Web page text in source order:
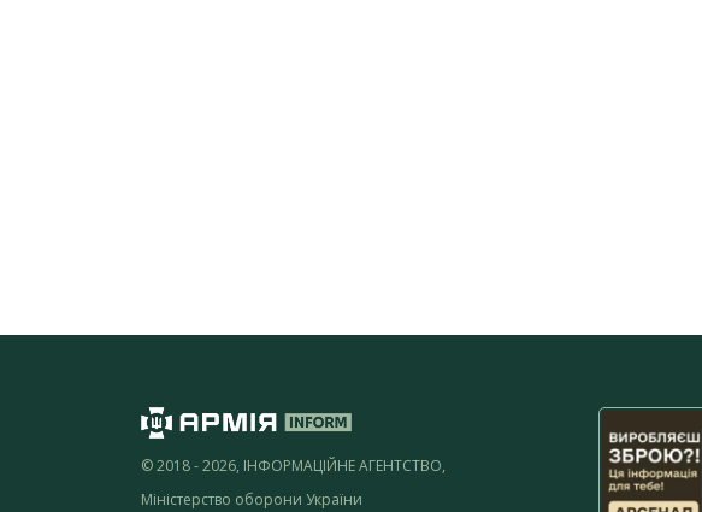
© 2018 - 2026, ІНФОРМАЦІЙНЕ АГЕНТСТВО,
Міністерство оборони України